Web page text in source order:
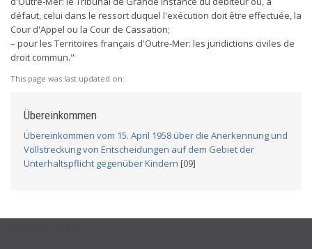
défaut, celui dans le ressort duquel l'exécution doit être effectuée, la
Cour d'Appel ou la Cour de Cassation;
– pour les Territoires français d'Outre-Mer: les juridictions civiles de
droit commun."
This page was last updated on:
Übereinkommen
Übereinkommen vom 15. April 1958 über die Anerkennung und
Vollstreckung von Entscheidungen auf dem Gebiet der
Unterhaltspflicht gegenüber Kindern [09]